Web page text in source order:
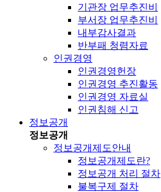
기관장 업무추진비
부서장 업무추진비
내부감사결과
반부패 청렴자료
인권경영
인권경영헌장
인권경영 추진활동
인권경영 자료실
인권침해 신고
정보공개
정보공개
정보공개제도안내
정보공개제도란?
정보공개 처리 절차
불복구제 절차